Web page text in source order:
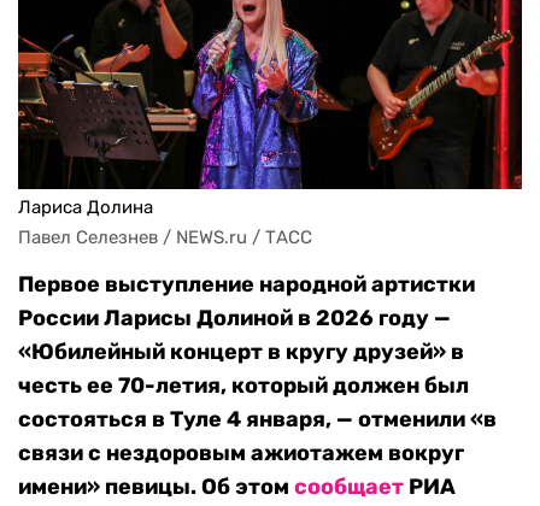
Лариса Долина
Павел Селезнев / NEWS.ru / ТАСС
Первое выступление народной артистки
России Ларисы Долиной в 2026 году —
«Юбилейный концерт в кругу друзей» в
честь ее 70-летия, который должен был
состояться в Туле 4 января, — отменили «в
связи с нездоровым ажиотажем вокруг
имени» певицы. Об этом сообщает РИА